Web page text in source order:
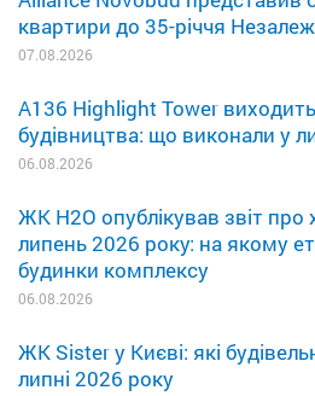
квартири до 35-річчя
07.08.2026
A136 Highlight Tower
будівництва: що виконали у
06.08.2026
ЖК H2O опублікував звіт про
липень 2026 року: на якому
будинки комплексу
06.08.2026
ЖК Sister у Києві: які
липні 2026 року